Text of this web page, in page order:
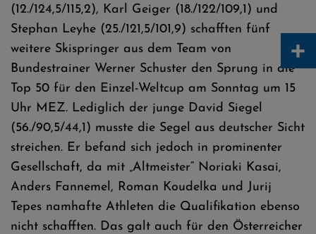
(12./124,5/115,2), Karl Geiger (18./122/109,1) und
Stephan Leyhe (25./121,5/101,9) schafften fünf
weitere Skispringer aus dem Team von
Bundestrainer Werner Schuster den Sprung in die
Top 50 für den Einzel-Weltcup am Sonntag um 15
Uhr MEZ. Lediglich der junge David Siegel
(56./90,5/44,1) musste die Segel aus deutscher Sicht
streichen. Er befand sich jedoch in prominenter
Gesellschaft, da mit „Altmeister“ Noriaki Kasai,
Anders Fannemel, Roman Koudelka und Jurij
Tepes namhafte Athleten die Qualifikation ebenso
nicht schafften. Das galt auch für den Österreicher
+